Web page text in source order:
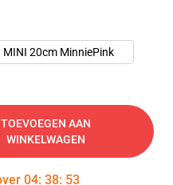
MINI 20cm MinniePink
TOEVOEGEN AAN
WINKELWAGEN
04: 38: 51